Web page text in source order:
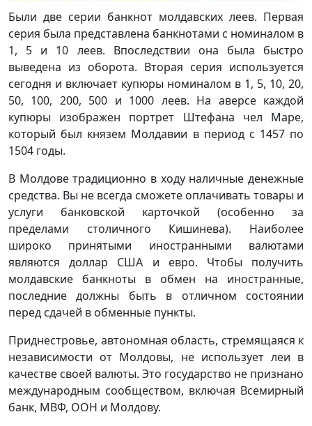
Были две серии банкнот молдавских леев. Первая
серия была представлена банкнотами с номиналом в
1, 5 и 10 леев. Впоследствии она была быстро
выведена из оборота. Вторая серия используется
сегодня и включает купюры номиналом в 1, 5, 10, 20,
50, 100, 200, 500 и 1000 леев. На аверсе каждой
купюры изображен портрет Штефана чел Маре,
который был князем Молдавии в период с 1457 по
1504 годы.
В Молдове традиционно в ходу наличные денежные
средства. Вы не всегда сможете оплачивать товары и
услуги банковской карточкой (особенно за
пределами столичного Кишинева). Наиболее
широко принятыми иностранными валютами
являются доллар США и евро. Чтобы получить
молдавские банкноты в обмен на иностранные,
последние должны быть в отличном состоянии
перед сдачей в обменные пункты.
Приднестровье, автономная область, стремящаяся к
независимости от Молдовы, не использует леи в
качестве своей валюты. Это государство не признано
международным сообществом, включая Всемирный
банк, МВФ, ООН и Молдову.